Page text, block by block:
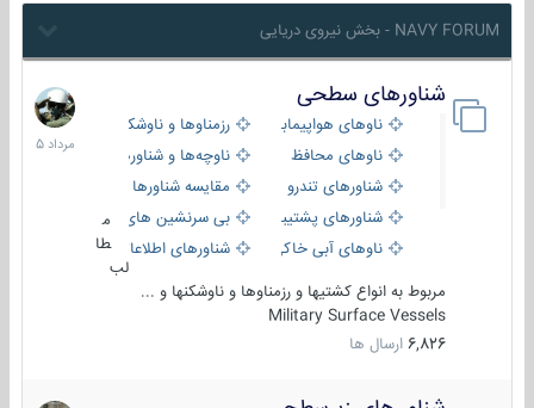
NAVY FORUM - بخش نیروی دریایی
شناورهای سطحی
ناوهای هواپیمابر و بالگرد بررزمناوها و ناوشکن‌ها
ناوهای محافظ
ناوچه‌ها و شناورهای گشتی
شناورهای تندرو
مقایسه شناورها
شناورهای پشتیبانی
بی سرنشین های دریایی
ناوهای آبی خاکی و نیروبرشناورهای اطلاعاتی و جاسوسی
طا
لب
مربوط به انواع کشتیها و رزمناوها و ناوشکنها و ...
Military Surface Vessels
6,826 ارسال ها
2
مرداد
1405